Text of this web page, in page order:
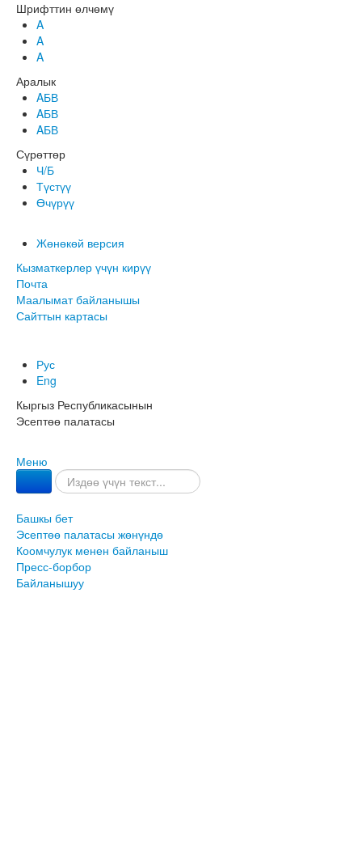
Шрифттин өлчөмү
A
A
A
Аралык
AБВ
AБВ
AБВ
Сүрөттөр
Ч/Б
Түстүү
Өчүрүү
Жөнөкөй версия
Кызматкерлер үчүн кирүү
Почта
Маалымат байланышы
Сайттын картасы
Рус
Eng
Кыргыз Республикасынын
Эсептөө палатасы
Меню
Башкы бет
Эсептөө палатасы жөнүндө
Коомчулук менен байланыш
Пресс-борбор
Байланышуу